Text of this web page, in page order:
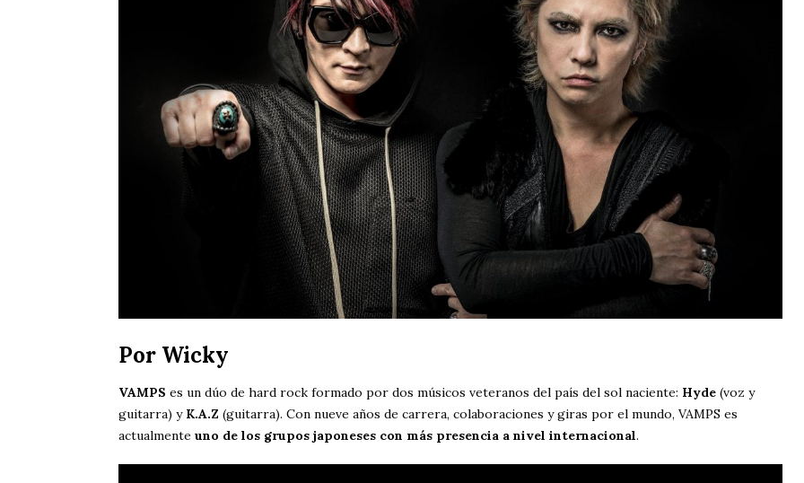
Por Wicky
VAMPS es un dúo de hard rock formado por dos músicos veteranos del país del sol naciente: Hyde (voz y
guitarra) yK.A.Z (guitarra). Con nueve años de carrera, colaboraciones y giras por el mundo, VAMPS es
actualmente uno de los grupos japoneses con más presencia a nivel internacional.